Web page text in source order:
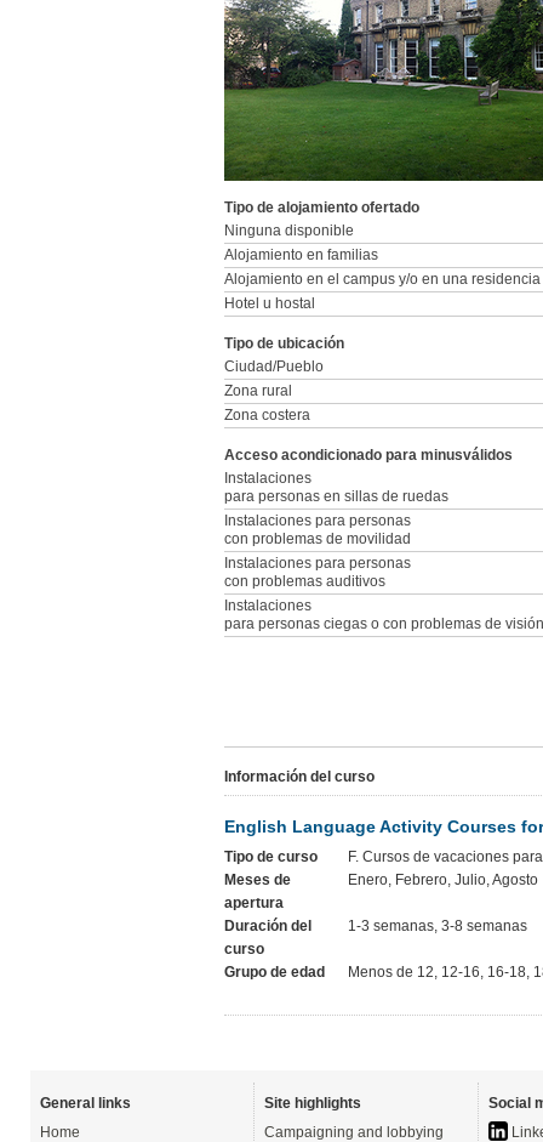
Tipo de alojamiento ofertado
Ninguna disponible
Alojamiento en familias
Alojamiento en el campus y/o en una residencia
Hotel u hostal
Tipo de ubicación
Ciudad/Pueblo
Zona rural
Zona costera
Acceso acondicionado para minusválidos
Instalaciones
para personas en sillas de ruedas
Instalaciones para personas
con problemas de movilidad
Instalaciones para personas
con problemas auditivos
Instalaciones
para personas ciegas o con problemas de visión
Información del curso
English Language Activity Courses
Tipo de curso
F. Cursos de vacaciones
Meses de
apertura
Enero, Febrero, Julio, Agosto
Duración del
curso
1-3 semanas, 3-8 semanas
Grupo de edad Menos de 12, 12-16, 16-18,
General links
Home
Site highlights
Campaigning and lobbying
Social